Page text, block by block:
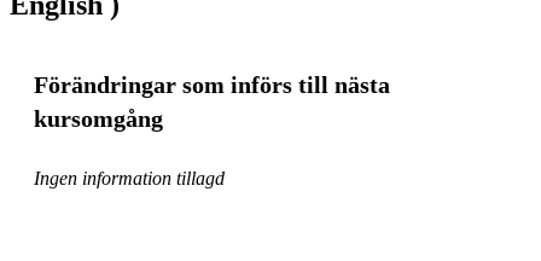
Förändringar som införs till nästa
kursomgång
Ingen information tillagd